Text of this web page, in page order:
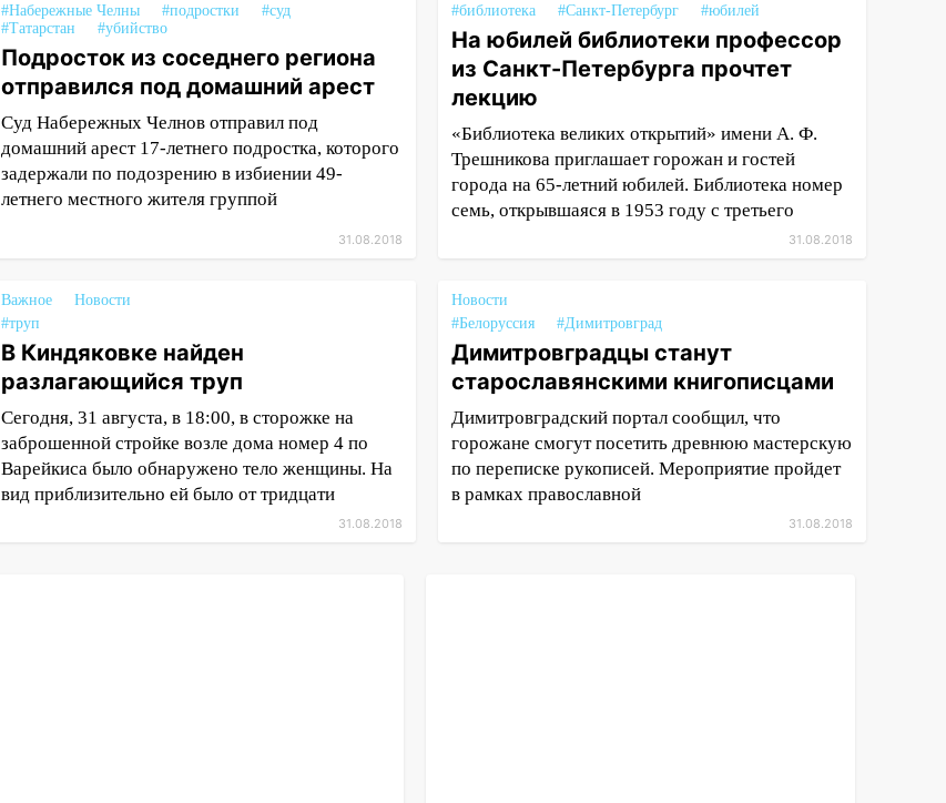
#Набережные Челны
#подростки
#суд
#Татарстан
#убийство
Подросток из соседнего региона
отправился под домашний арест
Суд Набережных Челнов отправил под
домашний арест 17-летнего подростка, которого
задержали по подозрению в избиении 49-
летнего местного жителя группой
31.08.2018
#библиотека
#Санкт-Петербург #юбилей
На юбилей библиотеки профессор
из Санкт-Петербурга прочтет
лекцию
«Библиотека великих открытий» имени А. Ф.
Трешникова приглашает горожан и гостей
города на 65-летний юбилей. Библиотека номер
семь, открывшаяся в 1953 году с третьего
31.08.2018
Важное
Новости
#труп
В Киндяковке найден
разлагающийся труп
Сегодня, 31 августа, в 18:00, в сторожке на
заброшенной стройке возле дома номер 4 по
Варейкиса было обнаружено тело женщины. На
вид приблизительно ей было от тридцати
31.08.2018
Новости
#Белоруссия
#Димитровград
Димитровградцы станут
старославянскими книгописцами
Димитровградский портал сообщил, что
горожане смогут посетить древнюю мастерскую
по переписке рукописей. Мероприятие пройдет
в рамках православной
31.08.2018